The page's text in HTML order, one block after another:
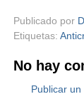
Publicado por
Etiquetas:
No hay
Publicar